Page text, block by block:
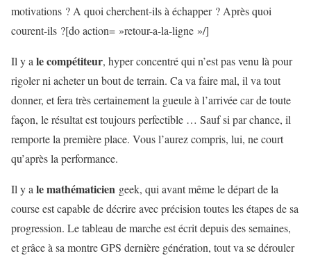
motivations ? A quoi cherchent-ils à échapper ? Après quoi
courent-ils ?[do action= »retour-a-la-ligne »/]
Il y a le compétiteur, hyper concentré qui n’est pas venu là pour
rigoler ni acheter un bout de terrain. Ca va faire mal, il va tout
donner, et fera très certainement la gueule à l’arrivée car de toute
façon, le résultat est toujours perfectible … Sauf si par chance, il
remporte la première place. Vous l’aurez compris, lui, ne court
qu’après la performance.
Il y a le mathématicien geek, qui avant même le départ de la
course est capable de décrire avec précision toutes les étapes de sa
progression. Le tableau de marche est écrit depuis des semaines,
et grâce à sa montre GPS dernière génération, tout va se dérouler